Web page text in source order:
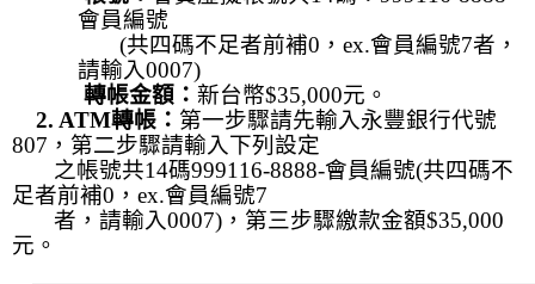
會員編號
(共四碼不足者前補0 ， ex.會員編號7者，
請輸入0007)
轉帳金額： 新台幣$35,000元。
2. ATM轉帳： 第一步驟請先輸入永豐銀行代號
807 ，第二步驟請輸入下列設定
之帳號共14碼999116-8888-會員編號(共四碼不
足者前補0 ， ex.會員編號7
者，請輸入0007) ，第三步驟繳款金額$35,000
元。